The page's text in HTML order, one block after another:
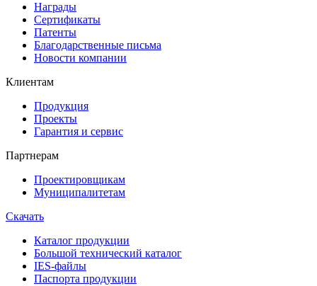
Награды
Сертификаты
Патенты
Благодарственные письма
Новости компании
Клиентам
Продукция
Проекты
Гарантия и сервис
Партнерам
Проектировщикам
Муниципалитетам
Скачать
Каталог продукции
Большой технический каталог
IES-файлы
Паспорта продукции